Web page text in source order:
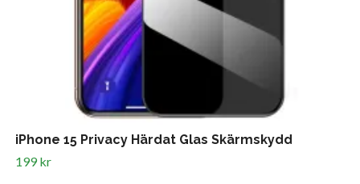
iPhone 15 Privacy Härdat Glas Skärmskydd
199 kr